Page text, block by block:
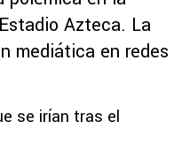
Azteca. La
mediática en redes
se irían tras el